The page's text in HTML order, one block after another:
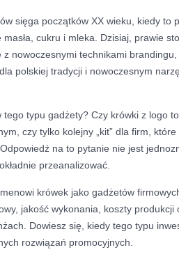
sięga początków XX wieku, kiedy to
cukru i mleka. Dzisiaj, prawie
nowoczesnymi technikami
polskiej tradycji i nowoczesnym
typu gadżety? Czy krówki z logo to
czy tylko kolejny „kit” dla firm,
na to pytanie nie jest
przeanalizować.
krówek jako gadżetów
jakość wykonania, koszty produkcji
Dowiesz się, kiedy tego typu
rozwiązań promocyjnych.